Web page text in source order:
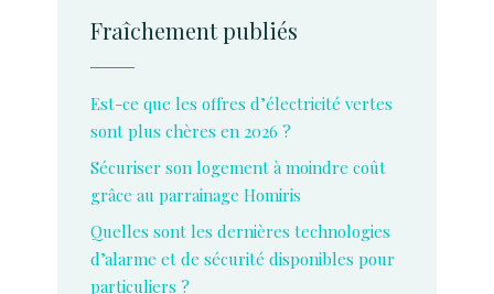
Fraîchement publiés
Est-ce que les offres d’électricité vertes
sont plus chères en 2026 ?
Sécuriser son logement à moindre coût
grâce au parrainage Homiris
Quelles sont les dernières technologies
d’alarme et de sécurité disponibles pour
particuliers ?